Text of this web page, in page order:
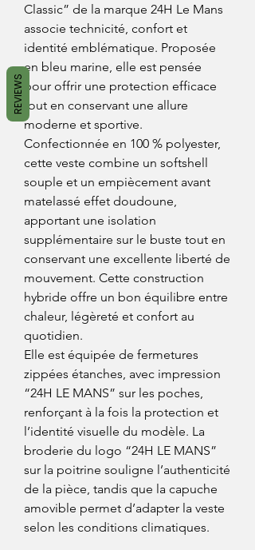
Classic” de la marque 24H Le Mans
associe technicité, confort et
identité emblématique. Proposée
en bleu marine, elle est pensée
pour offrir une protection efficace
tout en conservant une allure
moderne et sportive.
Confectionnée en 100 % polyester,
cette veste combine un softshell
souple et un empiècement avant
matelassé effet doudoune,
apportant une isolation
supplémentaire sur le buste tout en
conservant une excellente liberté de
mouvement. Cette construction
hybride offre un bon équilibre entre
chaleur, légèreté et confort au
quotidien.
Elle est équipée de fermetures
zippées étanches, avec impression
“24H LE MANS” sur les poches,
renforçant à la fois la protection et
l’identité visuelle du modèle. La
broderie du logo “24H LE MANS”
sur la poitrine souligne l’authenticité
de la pièce, tandis que la capuche
amovible permet d’adapter la veste
selon les conditions climatiques.
REVIEWS